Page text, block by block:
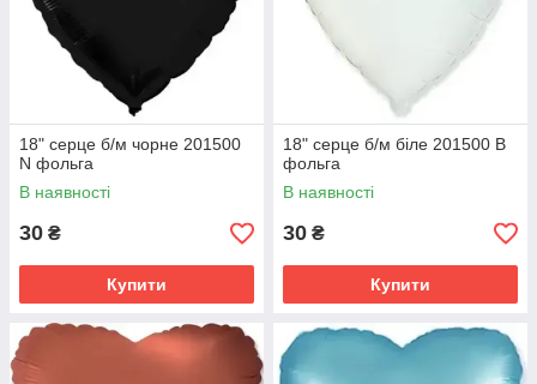
18" серце б/м чорне 201500
N фольга
В наявності
30 ₴
Купити
18" серце б/м біле 201500 B
фольга
В наявності
30 ₴
Купити